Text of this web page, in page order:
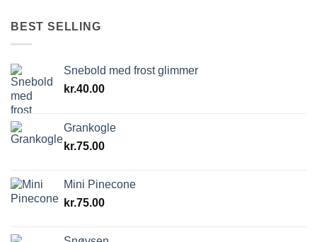
BEST SELLING
Snebold med frost glimmer
kr.40.00
Grankogle
kr.75.00
Mini Pinecone
kr.75.00